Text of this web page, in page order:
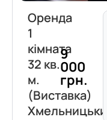
Оренда
1
кімната
32 кв.
м.
(Виставка)
Хмельницький
9
000
грн.